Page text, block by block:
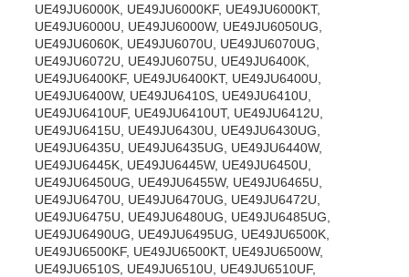
UE49JU6000K, UE49JU6000KF, UE49JU6000KT,
UE49JU6000U, UE49JU6000W, UE49JU6050UG,
UE49JU6060K, UE49JU6070U, UE49JU6070UG,
UE49JU6072U, UE49JU6075U, UE49JU6400K,
UE49JU6400KF, UE49JU6400KT, UE49JU6400U,
UE49JU6400W, UE49JU6410S, UE49JU6410U,
UE49JU6410UF, UE49JU6410UT, UE49JU6412U,
UE49JU6415U, UE49JU6430U, UE49JU6430UG,
UE49JU6435U, UE49JU6435UG, UE49JU6440W,
UE49JU6445K, UE49JU6445W, UE49JU6450U,
UE49JU6450UG, UE49JU6455W, UE49JU6465U,
UE49JU6470U, UE49JU6470UG, UE49JU6472U,
UE49JU6475U, UE49JU6480UG, UE49JU6485UG,
UE49JU6490UG, UE49JU6495UG, UE49JU6500K,
UE49JU6500KF, UE49JU6500KT, UE49JU6500W,
UE49JU6510S, UE49JU6510U, UE49JU6510UF,